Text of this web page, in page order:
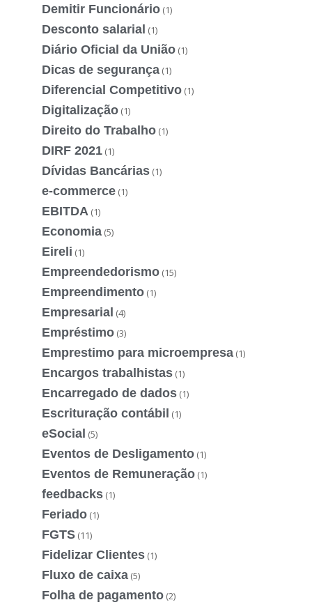
Demitir Funcionário (1)
Desconto salarial (1)
Diário Oficial da União (1)
Dicas de segurança (1)
Diferencial Competitivo (1)
Digitalização (1)
Direito do Trabalho (1)
DIRF 2021 (1)
Dívidas Bancárias (1)
e-commerce (1)
EBITDA (1)
Economia (5)
Eireli (1)
Empreendedorismo (15)
Empreendimento (1)
Empresarial (4)
Empréstimo (3)
Emprestimo para microempresa (1)
Encargos trabalhistas (1)
Encarregado de dados (1)
Escrituração contábil (1)
eSocial (5)
Eventos de Desligamento (1)
Eventos de Remuneração (1)
feedbacks (1)
Feriado (1)
FGTS (11)
Fidelizar Clientes (1)
Fluxo de caixa (5)
Folha de pagamento (2)